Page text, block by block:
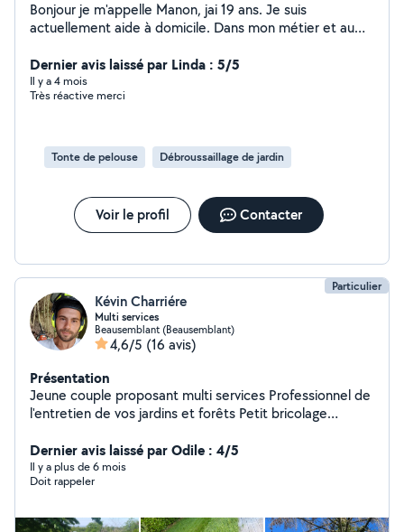
Bonjour je m'appelle Manon, jai 19 ans. Je suis
actuellement aide à domicile. Dans mon métier et au
malades, de personnes en situation de handicap ou
même encore d'enfant. J'ai un CAP AEPE (
accompagnement éducatif petite enfance). Vous
Dernier avis laissé par Linda : 5/5
Il y a 4 mois
Très réactive merci
Tonte de pelouse Débroussaillage de jardin
Voir le profil Contacter
Particulier
Kévin Charriére
Multi services
Beausemblant (Beausemblant)
4,6/5 (16 avis)
Présentation
Jeune couple proposant multi services Professionnel de
l'entretien de vos jardins et forêts Petit bricolage
repassage. Auxiliaire de vie : Repas, aide à l'habillage,
toilettes... Accompagnement courses/Rdv Jeux de
mémoires, accompagnement de jeunes en situation de
possible.
Dernier avis laissé par Odile : 4/5
Il y a plus de 6 mois
Doit rappeler